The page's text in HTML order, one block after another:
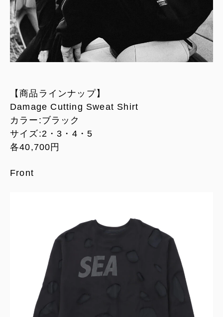
【商品ラインナップ】
Damage Cutting Sweat Shirt
カラー:ブラック
サイズ:2・3・4・5
各40,700円
Front